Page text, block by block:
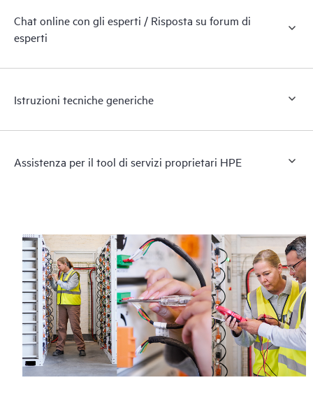
Chat online con gli esperti / Risposta su forum di
esperti
Istruzioni tecniche generiche
Assistenza per il tool di servizi proprietari HPE